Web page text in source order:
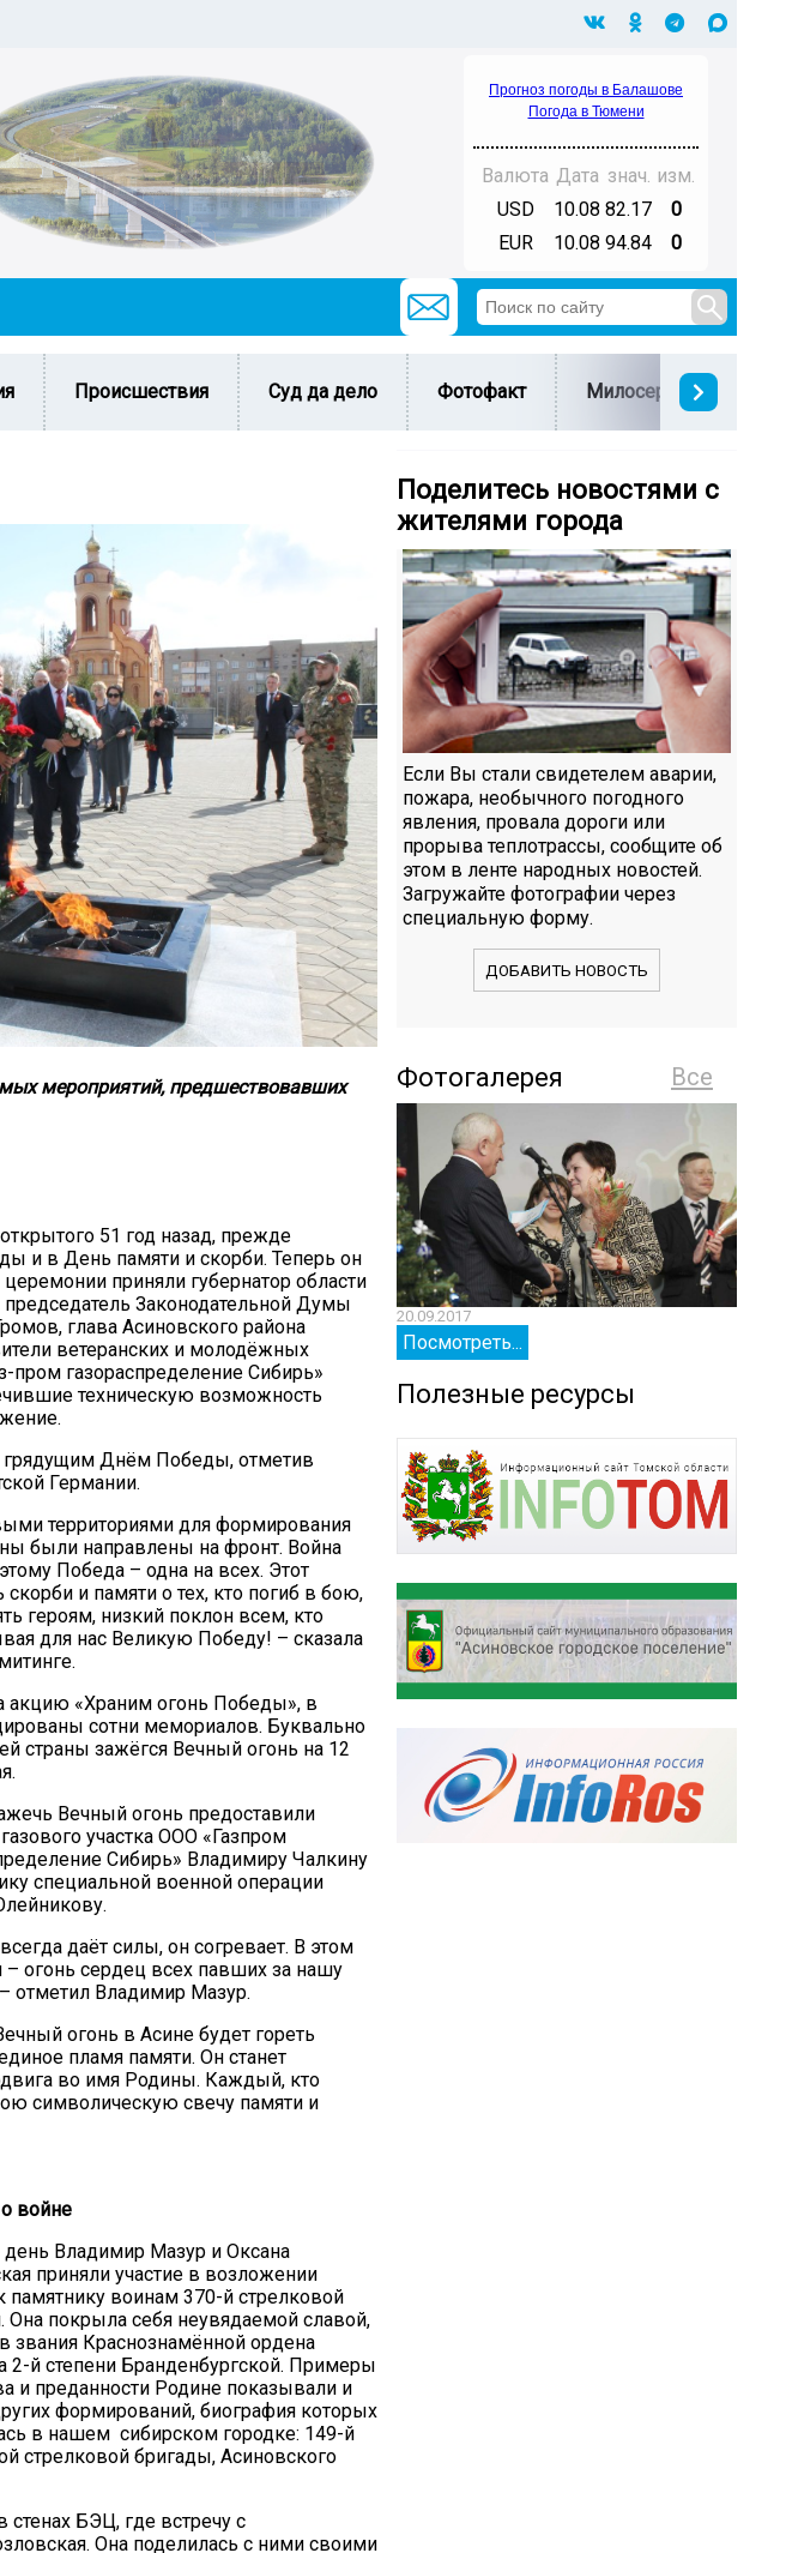
Прогноз погоды в Балашове
Погода в Тюмени
Валюта Дата знач. изм.
USD
10.08 82.17
0
EUR
10.08 94.84 0
Происшествия Суд да дело Фотофакт Милосердие
мероприятий, предшествовавших
51 год назад, прежде
и в День памяти и скорби. Теперь он
приняли губернатор области
Законодательной Думы
глава Асиновского района
ветеранских и молодёжных
пром газораспределение Сибирь»
техническую возможность
грядущим Днём Победы, отметив
Германии.
территориями для формирования
были направлены на фронт. Война
Победа – одна на всех. Этот
и памяти о тех, кто погиб в бою,
героям, низкий поклон всем, кто
для нас Великую Победу! – сказала
акцию «Храним огонь Победы», в
сотни мемориалов. Буквально
страны зажёгся Вечный огонь на 12
Вечный огонь предоставили
участка ООО «Газпром
Сибирь» Владимиру Чалкину
специальной военной операции
даёт силы, он согревает. В этом
– огонь сердец всех павших за нашу
отметил Владимир Мазур.
огонь в Асине будет гореть
пламя памяти. Он станет
во имя Родины. Каждый, кто
символическую свечу памяти и
войне
день Владимир Мазур и Оксана
приняли участие в возложении
памятнику воинам 370-й стрелковой
Она покрыла себя неувядаемой славой,
звания Краснознамённой ордена
2-й степени Бранденбургской. Примеры
и преданности Родине показывали и
формирований, биография которых
в нашем сибирском городке: 149-й
стрелковой бригады, Асиновского
БЭЦ, где встречу с
Она поделилась с ними своими
Поделитесь новостями с
жителями города
Если Вы стали свидетелем аварии,
пожара, необычного погодного
явления, провала дороги или
прорыва теплотрассы, сообщите об
этом в ленте народных новостей.
Загружайте фотографии через
специальную форму.
ДОБАВИТЬ НОВОСТЬ
Все
Фотогалерея
20.09.2017
Посмотреть...
20.09.2017
Посмотреть...
Полезные ресурсы